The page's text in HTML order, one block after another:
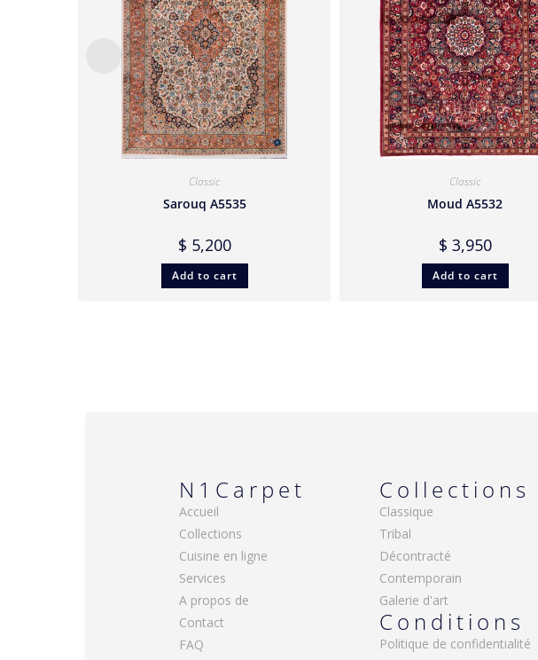
Classic
Sarouq A5535
$ 5,200
Add to cart
Classic
Moud A5532
$ 3,950
Add to cart
N1Carpet
Accueil
Collections
Cuisine en ligne
Services
A propos de
Contact
FAQ
Collections
Classique
Tribal
Décontracté
Contemporain
Galerie d'art
Conditions
Politique de confidentialité